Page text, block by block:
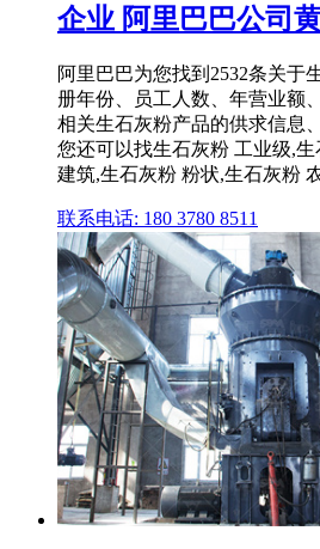
企业 阿里巴巴公司
阿里巴巴为您找到2532条关于
册年份、员工人数、年营业额
相关生石灰粉产品的供求信息
您还可以找生石灰粉 工业级,
建筑,生石灰粉 粉状,生石灰粉
联系电话: 180 3780 8511